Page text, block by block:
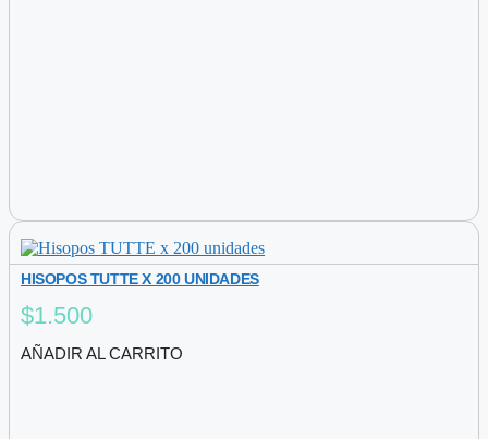
HISOPOS TUTTE X 200 UNIDADES
$1.500
AÑADIR AL CARRITO